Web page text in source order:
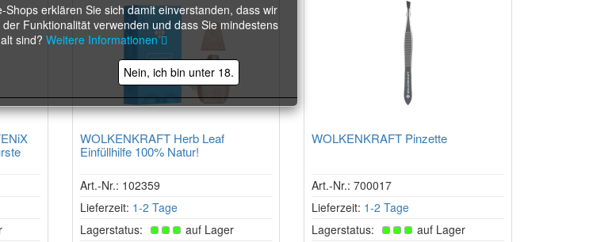
erklären Sie sich damit einverstanden, dass wir
Funktionalität verwenden und dass Sie mindestens
sind? Weitere Informationen
Nein, ich bin unter 18.
WOLKENKRAFT Herb Leaf
Einfüllhilfe 100% Natur!
Art.-Nr.: 102359
Lieferzeit: 1-2 Tage
Lagerstatus:
auf Lager
WOLKENKRAFT Pinzette
Art.-Nr.: 700017
Lieferzeit: 1-2 Tage
Lagerstatus:
auf Lager